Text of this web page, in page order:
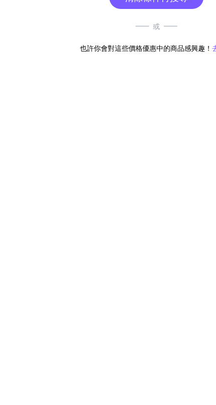
或
也許你會對這些價格優惠中的商品感興趣！